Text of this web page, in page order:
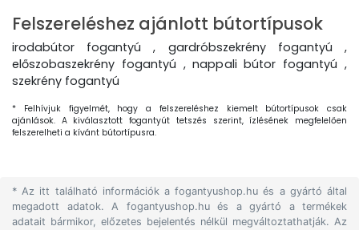
Felszereléshez ajánlott bútortípusok
irodabútor fogantyú , gardróbszekrény fogantyú ,
előszobaszekrény fogantyú , nappali bútor fogantyú ,
szekrény fogantyú
* Felhívjuk figyelmét, hogy a felszereléshez kiemelt bútortípusok csak
ajánlások. A kiválasztott fogantyút tetszés szerint, ízlésének megfelelően
felszerelheti a kívánt bútortípusra.
* Az itt található információk a fogantyushop.hu és a gyártó által
megadott adatok. A fogantyushop.hu és a gyártó a termékek
adatait bármikor, előzetes bejelentés nélkül megváltoztathatják. Az